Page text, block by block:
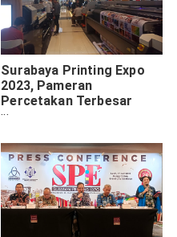
Surabaya Printing Expo
2023, Pameran
Percetakan Terbesar
Hadir di Surabaya